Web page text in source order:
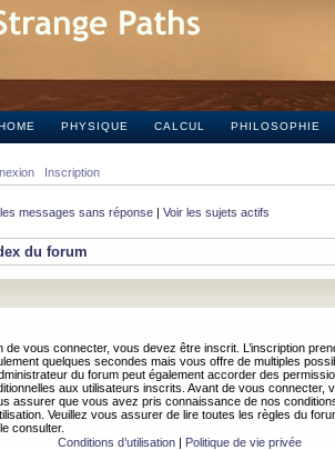
PHYSIQUE CALCUL PHILOSOPHIE
Inscription
messages sans réponse | Voir les sujets actifs
du forum
de vous connecter, vous devez être inscrit. L’inscription
quelques secondes mais vous offre de multiples
du forum peut également accorder des
aux utilisateurs inscrits. Avant de vous connecter,
assurer que vous avez pris connaissance de nos
Veuillez vous assurer de lire toutes les règles du
consulter.
Conditions d’utilisation| Politique de vie privée